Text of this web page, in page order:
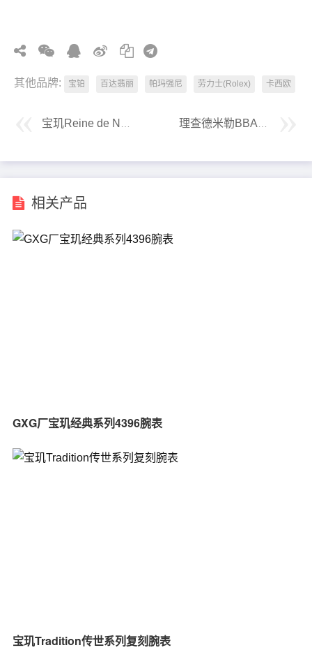
其他品牌: 宝铂 百达翡丽 帕玛强尼 劳力士(Rolex) 卡西欧
相关产品
GXG厂宝玑经典系列4396腕表
宝玑Tradition传世系列复刻腕表